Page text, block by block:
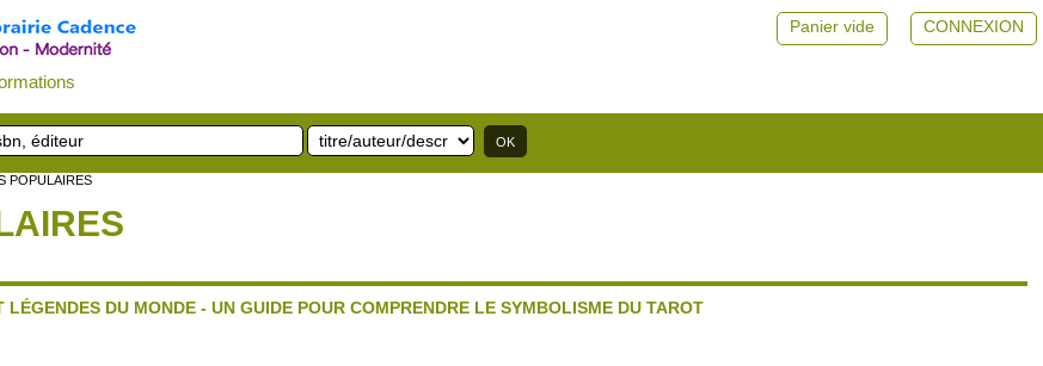
CONNEXION
Panier vide
POPULAIRES
DU MONDE - UN GUIDE POUR COMPRENDRE LE SYMBOLISME DU TAROT